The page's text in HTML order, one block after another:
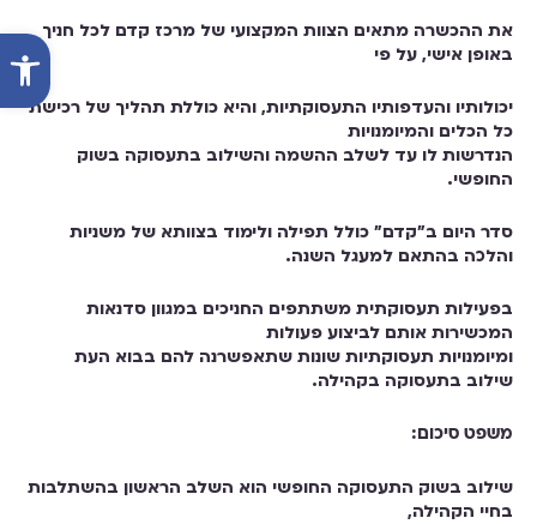
פתח
את ההכשרה מתאים הצוות המקצועי של מרכז קדם לכל חניך
באופן אישי, על פי
יכולותיו והעדפותיו התעסוקתיות, והיא כוללת תהליך של רכישת
כל הכלים והמיומנויות
הנדרשות לו עד לשלב ההשמה והשילוב בתעסוקה בשוק
החופשי.
סדר היום ב"קדם" כולל תפילה ולימוד בצוותא של משניות
והלכה בהתאם למעגל השנה.
בפעילות תעסוקתית משתתפים החניכים במגוון סדנאות
המכשירות אותם לביצוע פעולות
ומיומנויות תעסוקתיות שונות שתאפשרנה להם בבוא העת
שילוב בתעסוקה בקהילה.
משפט סיכום:
שילוב בשוק התעסוקה החופשי הוא השלב הראשון בהשתלבות
בחיי הקהילה,